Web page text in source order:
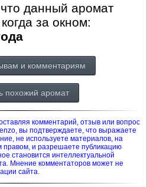
данный аромат
за окном:
и комментариям
похожий аромат
комментарий, отзыв или вопрос
вы подтверждаете, что выражаете
не используете материалов, на
правом, и разрешаете публикацию
становится интеллектуальной
Мнение комментаторов может не
сайта.